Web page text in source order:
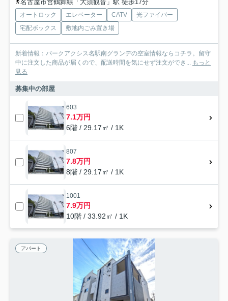
名古屋市営鶴舞線「大須観音」駅 徒歩17分
オートロック エレベーター CATV
光ファイバー
宅配ボックス
敷地内ごみ置き場
新着情報：パークアクシス名駅南グランデの空室情報ならコチラ。留守
中に注文した商品が届くので、配送時間を気にせず注文ができ... もっと
見る
募集中の部屋
603
7.1万円
6階 / 29.17㎡ / 1K
807
7.8万円
8階 / 29.17㎡ / 1K
1001
7.9万円
10階 / 33.92㎡ / 1K
アパート